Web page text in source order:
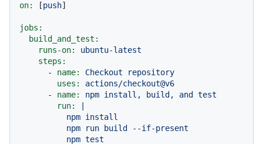
on: [push]
jobs:
build_and_test:
runs-on:
ubuntu-latest
steps:
-
name: Checkout
repository
uses:
actions/checkout@v6
-
name: npm install, build, and
test
run: